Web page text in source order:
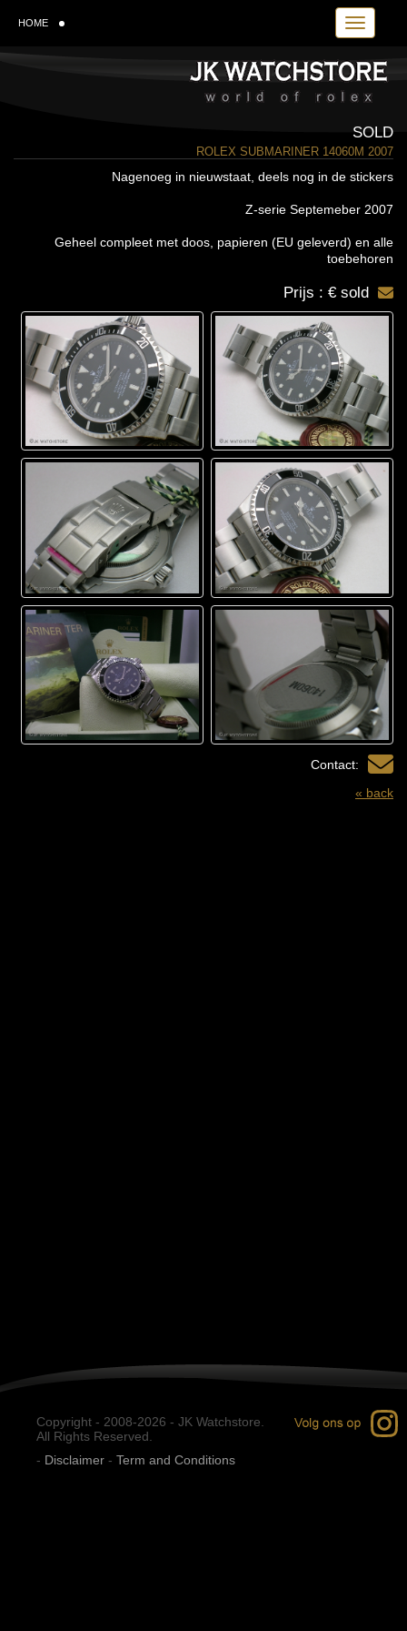
Toggle
HOME
SOLD
ROLEX SUBMARINER 14060M 2007
Nagenoeg in nieuwstaat, deels nog in de stickers
Z-serie Septemeber 2007
Geheel compleet met doos, papieren (EU geleverd) en alle
toebehoren
Prijs : € sold
Contact:
« back
Copyright - 2008-2026 - JK Watchstore.
All Rights Reserved.
- Disclaimer - Term and Conditions